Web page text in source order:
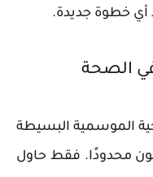
أي خطوة جديدة.
في الصحة
الموسمية البسيطة
محدودًا. فقط حاول